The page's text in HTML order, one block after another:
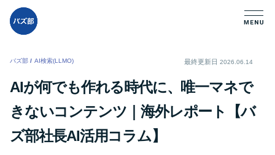
バズ部 / AI検索(LLMO) 最終更新日 2026.06.14
AIが何でも作れる時代に、唯一マネで
きないコンテンツ｜海外レポート【バ
ズ部社長AI活用コラム】